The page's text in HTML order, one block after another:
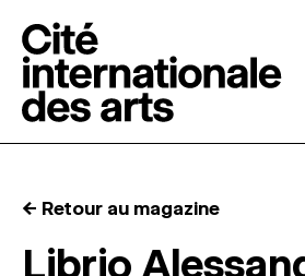
← Retour au magazine
Librio